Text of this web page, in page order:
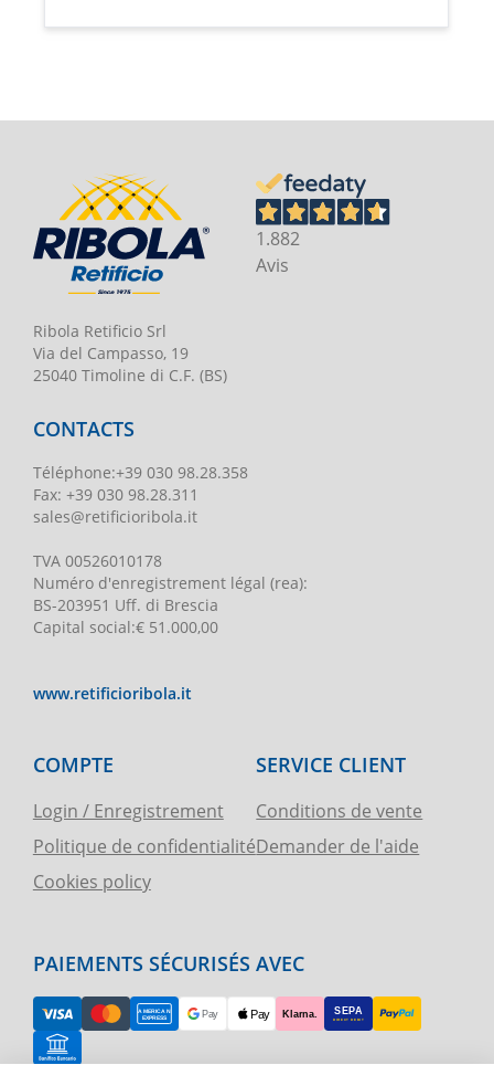
Ribola Retificio Srl
Via del Campasso, 19
25040 Timoline di C.F. (BS)
1.882
Avis
CONTACTS
Téléphone:+39 030 98.28.358
Fax: +39 030 98.28.311
sales@retificioribola.it
TVA 00526010178
Numéro d'enregistrement légal (rea):
BS-203951 Uff. di Brescia
Capital social:€ 51.000,00
www.retificioribola.it
COMPTE
Login / Enregistrement
Politique de confidentialité
Cookies policy
SERVICE CLIENT
Conditions de vente
Demander de l'aide
PAIEMENTS SÉCURISÉS AVEC